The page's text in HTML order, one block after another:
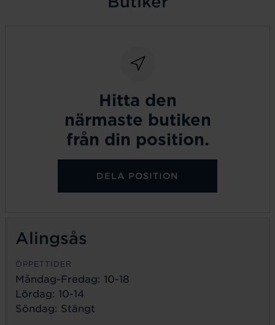
Hitta den
närmaste butiken
från din position.
DELA POSITION
Alingsås
ÖPPETTIDER
Måndag-Fredag: 10-18
Lördag: 10-14
Söndag: Stängt